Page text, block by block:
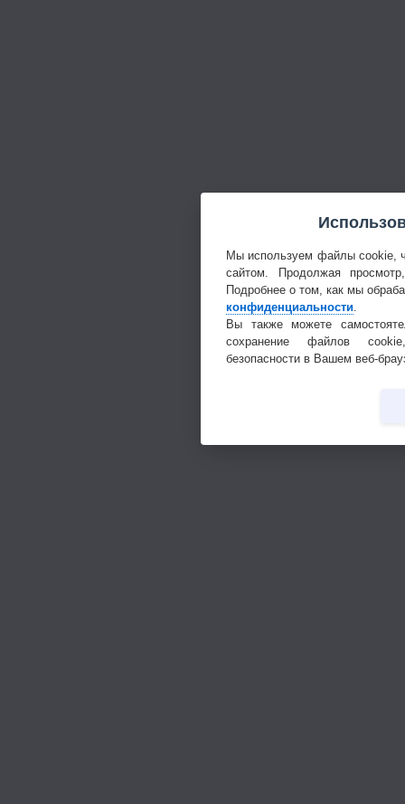
Мы используем файлы cookie,
сайтом. Продолжая
Подробнее о том, как мы
конфиденциальности
Вы также можете
сохранение файлов
безопасности в Вашем веб-